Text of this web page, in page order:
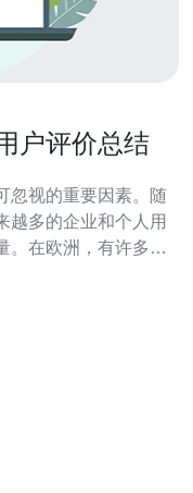
户评价总结
忽视的重要因素。随
越多的企业和个人用
。在欧洲，有许多机
其特点、优缺点及